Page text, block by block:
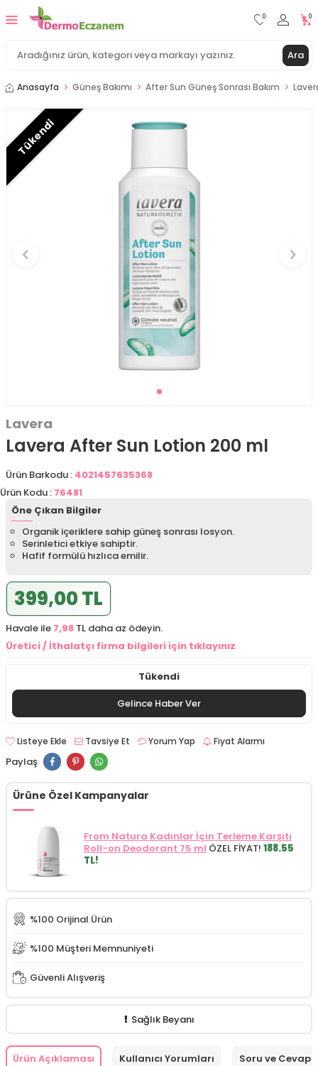
Ara
0 0
Anasayfa Güneş Bakımı After Sun Güneş Sonrası Bakım
Tükendi
Lavera
Lavera After Sun Lotion 200 ml
Ürün Barkodu : 4021457635368
Ürün Kodu : 76481
Öne Çıkan Bilgiler
Organik içeriklere sahip güneş sonrası losyon.
Serinletici etkiye sahiptir.
Hafif formülü hızlıca emilir.
399,00 TL
Havale ile 7,98 TL daha az ödeyin.
Üretici / İthalatçı firma bilgileri için tıklayınız
Tükendi
Gelince Haber Ver
Listeye Ekle Tavsiye Et Yorum Yap Fiyat Alarmı
Paylaş
Ürüne Özel Kampanyalar
From Natura Kadınlar İçin Terleme Karşıtı
Roll-on Deodorant 75 ml ÖZEL FİYAT! 188.55
TL!
%100 Orijinal Ürün
%100 Müşteri Memnuniyeti
Güvenli Alışveriş
Sağlık Beyanı
Ürün Açıklaması Kullanıcı Yorumları Soru ve Cevap